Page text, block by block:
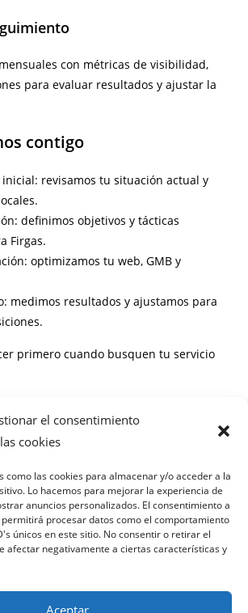
el consentimiento
cookies
como las cookies para almacenar y/o acceder a la
Lo hacemos para mejorar la experiencia de
anuncios personalizados. El consentimiento a
procesar datos como el comportamiento
únicos en este sitio. No consentir o retirar el
afectar negativamente a ciertas características y
Aceptar
con métricas de visibilidad,
para evaluar resultados y ajustar la
contigo
inicial: revisamos tu situación actual y
definimos objetivos y tácticas
Firgas.
optimizamos tu web, GMB y
medimos resultados y ajustamos para
primero cuando busquen tu servicio
Información
tarda en verse el resultado del SEO local
web para el SEO local?
otras agencias de marketing?
retorno de inversión (ROI)?